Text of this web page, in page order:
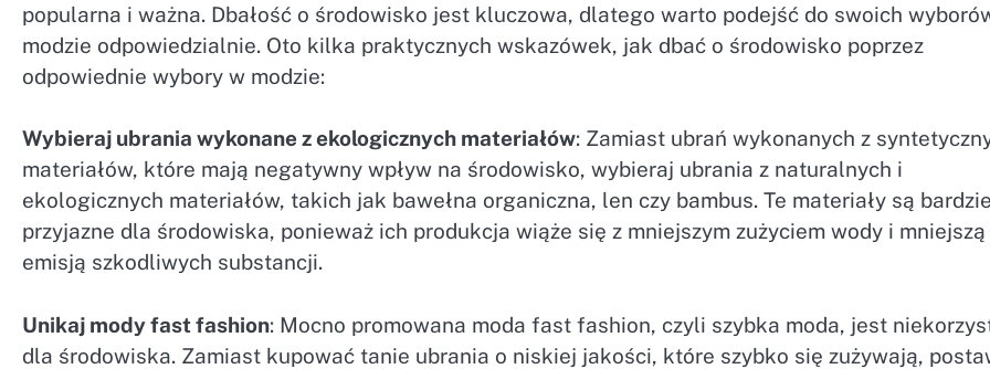
popularna i ważna. Dbałość o środowisko jest kluczowa, dlatego warto podejść do swoich
modzie odpowiedzialnie. Oto kilka praktycznych wskazówek, jak dbać o środowisko poprzez
odpowiednie wybory w modzie:
Wybieraj ubrania wykonane z ekologicznych materiałów: Zamiast ubrań wykonanych z
materiałów, które mają negatywny wpływ na środowisko, wybieraj ubrania z naturalnych i
ekologicznych materiałów, takich jak bawełna organiczna, len czy bambus. Te materiały są
przyjazne dla środowiska, ponieważ ich produkcja wiąże się z mniejszym zużyciem wody i mniejszą
emisją szkodliwych substancji.
Unikaj mody fast fashion: Mocno promowana moda fast fashion, czyli szybka moda, jest
dla środowiska. Zamiast kupować tanie ubrania o niskiej jakości, które szybko się zużywają,